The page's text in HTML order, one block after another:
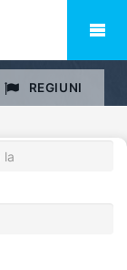
REGIUNI